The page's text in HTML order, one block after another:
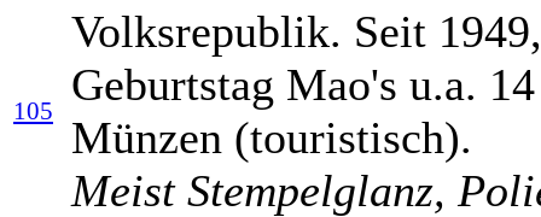
105
Volksrepublik. Seit
Geburtstag Mao's u.a.
Münzen (touristisch).
Meist Stempelglanz,